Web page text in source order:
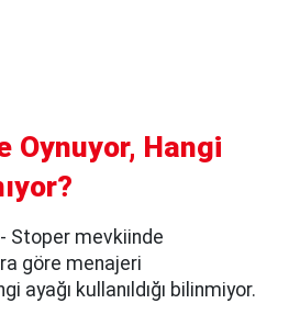
Oynuyor, Hangi
Stoper mevkiinde
göre menajeri
ayağı kullanıldığı bilinmiyor.